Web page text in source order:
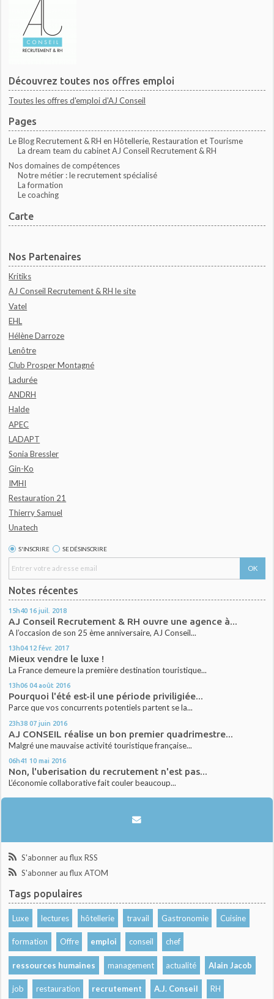
Découvrez toutes nos offres emploi
Toutes les offres d'emploi d'AJ Conseil
Pages
Le Blog Recrutement & RH en Hôtellerie, Restauration et Tourisme
La dream team du cabinet AJ Conseil Recrutement & RH
Nos domaines de compétences
Notre métier : le recrutement spécialisé
La formation
Le coaching
Carte
Nos Partenaires
Kritiks
AJ Conseil Recrutement & RH le site
Vatel
EHL
Hélène Darroze
Lenôtre
Club Prosper Montagné
Ladurée
ANDRH
Halde
APEC
LADAPT
Sonia Bressler
Gin-Ko
IMHI
Restauration 21
Thierry Samuel
Unatech
S'INSCRIRE SE DÉSINSCRIRE
Notes récentes
15h40 16 juil. 2018
AJ Conseil Recrutement & RH ouvre une agence à...
A l’occasion de son 25 ème anniversaire, AJ Conseil...
13h04 12 févr. 2017
Mieux vendre le luxe !
La France demeure la première destination touristique...
13h06 04 août 2016
Pourquoi l'été est-il une période priviligiée...
Parce que vos concurrents potentiels partent se la...
23h38 07 juin 2016
AJ CONSEIL réalise un bon premier quadrimestre...
Malgré une mauvaise activité touristique française...
06h41 10 mai 2016
Non, l'uberisation du recrutement n'est pas...
L’économie collaborative fait couler beaucoup...
S'abonner au flux RSS
S'abonner au flux ATOM
Tags populaires
Luxe lectures hôtellerie travail Gastronomie Cuisine
formation Offre emploi conseil chef
ressources humaines management actualité Alain Jacob
job restauration recrutement A.J. Conseil RH